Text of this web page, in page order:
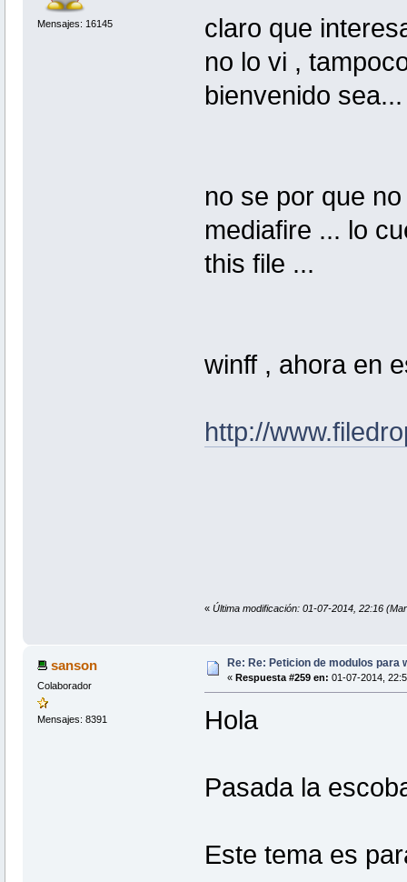
Mensajes: 16145
claro que
no lo vi ,
bienvenido sea...
no se por que
mediafire ... lo
this file ...
winff , ahora en
http://
« Última modificación: 01-07-2014, 22:16
sanson
Colaborador
Mensajes: 8391
Re: Re: Peticion de modulos para
« Respuesta #259 en: 01-07-2014,
Hola
Pasada la
Este tema es